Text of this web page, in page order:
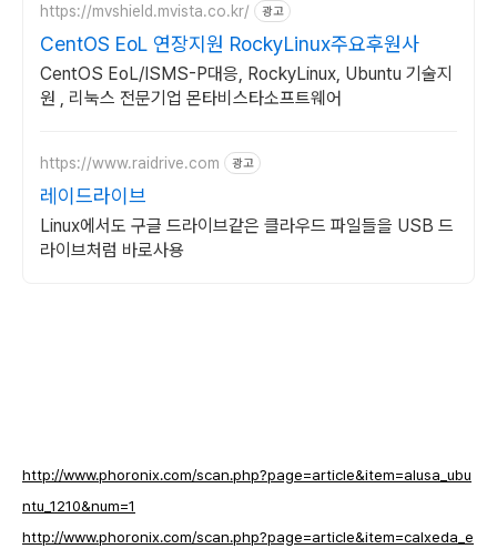
https://mvshield.mvista.co.kr/ 광고
CentOS EoL 연장지원 RockyLinux주요후원사
CentOS EoL/ISMS-P대응, RockyLinux, Ubuntu 기술지
원 , 리눅스 전문기업 몬타비스타소프트웨어
https://www.raidrive.com 광고
레이드라이브
Linux에서도 구글 드라이브같은 클라우드 파일들을 USB 드
라이브처럼 바로사용
http://www.phoronix.com/scan.php?page=article&item=alusa_ubu
ntu_1210&num=1
http://www.phoronix.com/scan.php?page=article&item=calxeda_e